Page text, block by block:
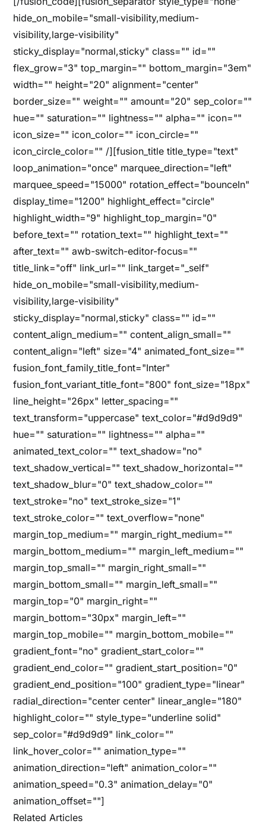
hide_on_mobile="small-visibility,medium-
visibility,large-visibility"
sticky_display="normal,sticky" class="" id=""
flex_grow="3" top_margin="" bottom_margin="3em"
width="" height="20" alignment="center"
border_size="" weight="" amount="20" sep_color=""
hue="" saturation="" lightness="" alpha="" icon=""
icon_size="" icon_color="" icon_circle=""
icon_circle_color="" /][fusion_title title_type="text"
loop_animation="once" marquee_direction="left"
marquee_speed="15000" rotation_effect="bounceIn"
display_time="1200" highlight_effect="circle"
highlight_width="9" highlight_top_margin="0"
before_text="" rotation_text="" highlight_text=""
after_text="" awb-switch-editor-focus=""
title_link="off" link_url="" link_target="_self"
hide_on_mobile="small-visibility,medium-
visibility,large-visibility"
sticky_display="normal,sticky" class="" id=""
content_align_medium="" content_align_small=""
content_align="left" size="4" animated_font_size=""
fusion_font_family_title_font="Inter"
fusion_font_variant_title_font="800" font_size="18px"
line_height="26px" letter_spacing=""
text_transform="uppercase" text_color="#d9d9d9"
hue="" saturation="" lightness="" alpha=""
animated_text_color="" text_shadow="no"
text_shadow_vertical="" text_shadow_horizontal=""
text_shadow_blur="0" text_shadow_color=""
text_stroke="no" text_stroke_size="1"
text_stroke_color="" text_overflow="none"
margin_top_medium="" margin_right_medium=""
margin_bottom_medium="" margin_left_medium=""
margin_top_small="" margin_right_small=""
margin_bottom_small="" margin_left_small=""
margin_top="0" margin_right=""
margin_bottom="30px" margin_left=""
margin_top_mobile="" margin_bottom_mobile=""
gradient_font="no" gradient_start_color=""
gradient_end_color="" gradient_start_position="0"
gradient_end_position="100" gradient_type="linear"
radial_direction="center center" linear_angle="180"
highlight_color="" style_type="underline solid"
sep_color="#d9d9d9" link_color=""
link_hover_color="" animation_type=""
animation_direction="left" animation_color=""
animation_speed="0.3" animation_delay="0"
animation_offset=""]
Related Articles